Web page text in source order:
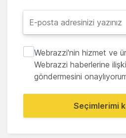
Webrazzi'nin hizmet ve
Webrazzi haberlerine
göndermesini
Seçimlerimi